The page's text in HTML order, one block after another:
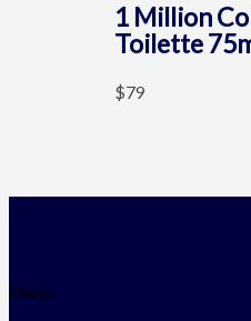
1 Million
Toilette
$79
Menú